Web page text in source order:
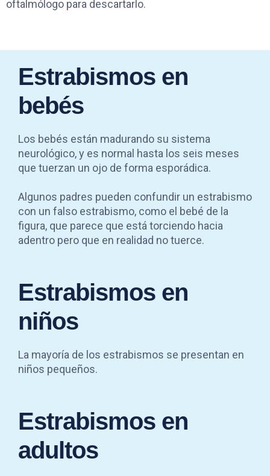
oftalmólogo para descartarlo.
Estrabismos en
bebés
Los bebés están madurando su sistema
neurológico, y es normal hasta los seis meses
que tuerzan un ojo de forma esporádica.
Algunos padres pueden confundir un estrabismo
con un falso estrabismo, como el bebé de la
figura, que parece que está torciendo hacia
adentro pero que en realidad no tuerce.
Estrabismos en
niños
La mayoría de los estrabismos se presentan en
niños pequeños.
Estrabismos en
adultos